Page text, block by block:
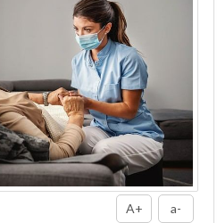
A+ a-